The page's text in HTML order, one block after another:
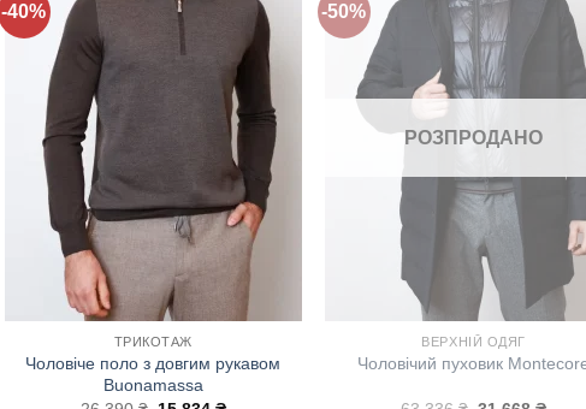
-40%
Додати
до
списку
бажань!
ТРИКОТАЖ
Чоловіче поло з довгим рукавом
Buonamassa
-50%
до
РОЗПРОДАНО
ВЕРХНІЙ ОДЯГ
Чоловічий пуховик